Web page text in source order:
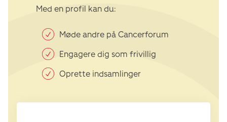
Med en profil kan du:
Møde andre på Cancerforum
Engagere dig som frivillig
Oprette indsamlinger